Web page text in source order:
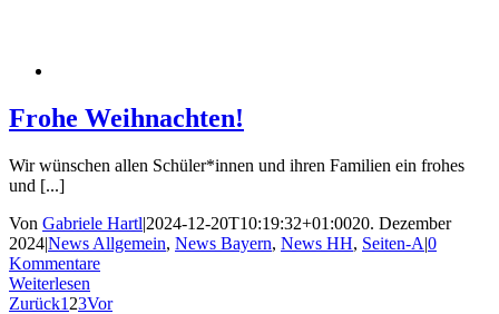
Frohe Weihnachten!
Wir wünschen allen Schüler*innen und ihren Familien ein frohes
und [...]
Von Gabriele Hartl|2024-12-20T10:19:32+01:0020. Dezember
2024|News Allgemein, News Bayern, News HH, Seiten-A|0
Kommentare
Weiterlesen
Zurück1 23Vor